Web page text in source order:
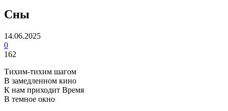
Сны
14.06.2025
0
162
Тихим-тихим шагом
В замедленном кино
К нам приходит Время
В темное окно